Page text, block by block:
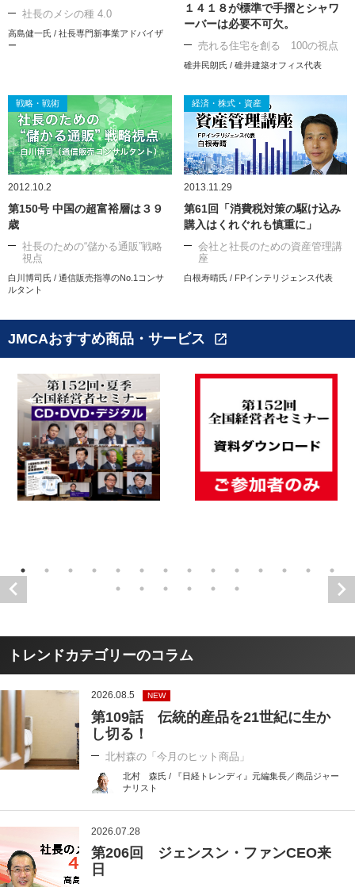
社長のメシの種 4.0
高島健一氏 / 社長専門新事業アドバイザ
ー
１４１８が標準で手摺とシャワ
ーバーは必要不可欠。
売れる住宅を創る 100の視点
碓井民朗氏 / 碓井建築オフィス代表
戦略・戦術
2012.10.2
第150号 中国の超富裕層は３９
歳
社長のための“儲かる通販”戦略
視点
白川博司氏 / 通信販売指導のNo.1コンサ
ルタント
経済・株式・資産
2013.11.29
第61回「消費税対策の駆け込み
購入はくれぐれも慎重に」
会社と社長のための資産管理講
座
白根寿晴氏 / FPインテリジェンス代表
JMCAおすすめ商品・サービス open_in_new
トレンドカテゴリーのコラム
2026.08.5 NEW
第109話 伝統的産品を21世紀に生か
し切る！
北村森の「今月のヒット商品」
北村 森氏 / 『日経トレンディ』元編集長／商品ジャー
ナリスト
2026.07.28
第206回 ジェンスン・ファンCEO来
日